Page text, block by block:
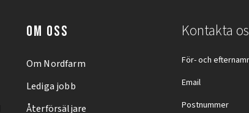
OM OSS
Om Nordfarm
Lediga jobb
Återförsäljare
Kontakta